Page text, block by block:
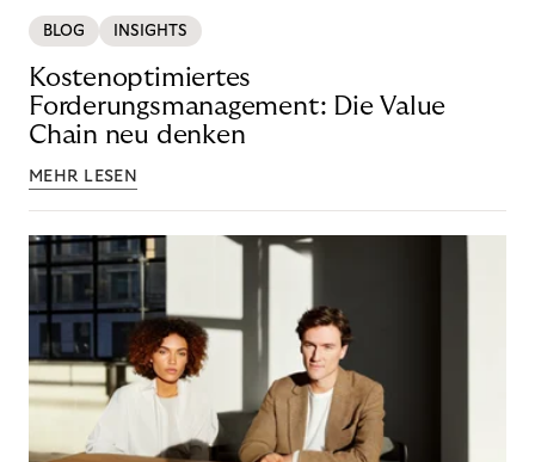
BLOG INSIGHTS
Kostenoptimiertes
Forderungsmanagement: Die Value
Chain neu denken
MEHR LESEN